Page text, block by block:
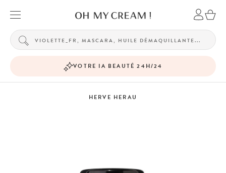
VOTRE IA BEAUTÉ 24H/24
HERVE HERAU